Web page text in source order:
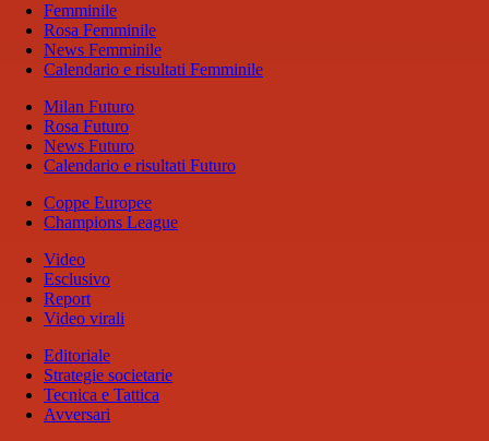
Femminile
Rosa Femminile
News Femminile
Calendario e risultati Femminile
Milan Futuro
Rosa Futuro
News Futuro
Calendario e risultati Futuro
Coppe Europee
Champions League
Video
Esclusivo
Report
Video virali
Editoriale
Strategie societarie
Tecnica e Tattica
Avversari